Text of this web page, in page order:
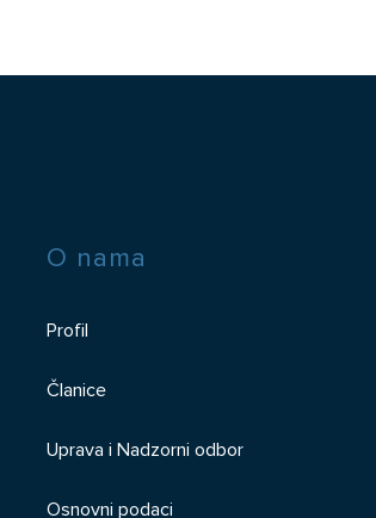
O nama
Profil
Članice
Uprava i Nadzorni odbor
Osnovni podaci